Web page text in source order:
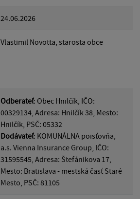
24.06.2026
Vlastimil Novotta, starosta obce
Odberateľ: Obec Hnilčík, IČO:
00329134, Adresa: Hnilčík 38, Mesto:
Hnilčík, PSČ: 05332
Dodávateľ: KOMUNÁLNA poisťovňa,
a.s. Vienna Insurance Group, IČO:
31595545, Adresa: Štefánikova 17,
Mesto: Bratislava - mestská časť Staré
Mesto, PSČ: 81105